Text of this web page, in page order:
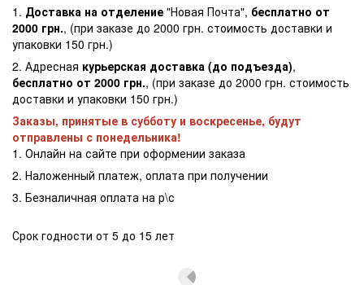
1. Доставка на отделение "Новая Почта", бесплатно от
2000 грн., (при заказе до 2000 грн. стоимость доставки и
упаковки 150 грн.)
2. Адресная курьерская доставка (до подъезда),
бесплатно от 2000 грн., (при заказе до 2000 грн. стоимость
доставки и упаковки 150 грн.)
Заказы, принятые в субботу и воскресенье, будут
отправлены с понедельника!
1. Онлайн на сайте при оформении заказа
2. Наложенный платеж, оплата при получении
3. Безналичная оплата на р\с
Срок годности от 5 до 15 лет